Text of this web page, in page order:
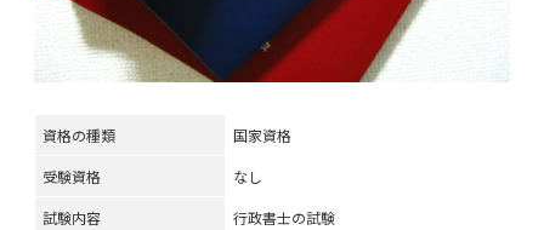
資格の種類
国家資格
受験資格
なし
試験内容
行政書士の試験